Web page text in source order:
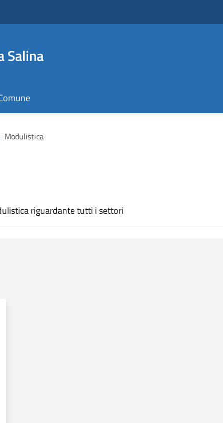
Salina
Modulistica
riguardante tutti i settori